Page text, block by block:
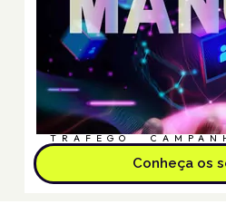
TRÁFEGO
Conheça os